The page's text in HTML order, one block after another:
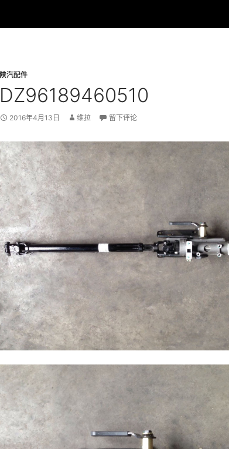
陕汽配件
DZ96189460510
2016年4月13日 维拉 留下评论